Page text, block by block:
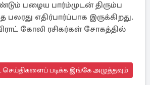
பழைய பார்ம்முடன் திரும்ப
எதிர்பார்ப்பாக இருக்கிறது.
கோலி ரசிகர்கள் சோகத்தில்
செய்திகளைப் படிக்க இங்கே அழுத்தவும்